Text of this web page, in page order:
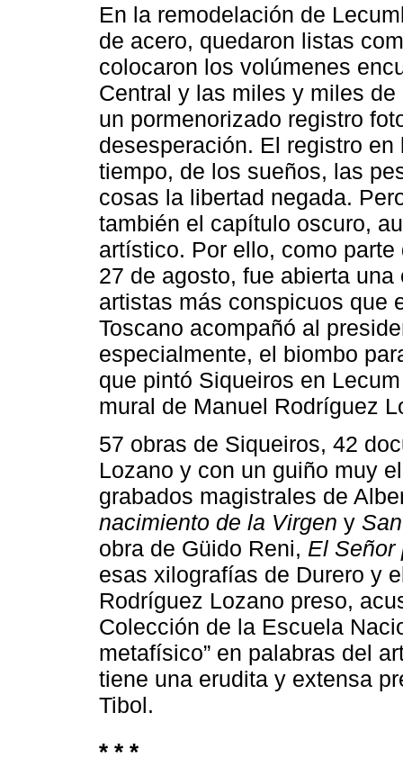
En la remodelación de
de acero, quedaron listas
colocaron los volúmenes
Central y las miles y miles
un pormenorizado registro
desesperación. El registro
tiempo, de los sueños, las
cosas la libertad negada.
también el capítulo oscuro,
artístico. Por ello, como
27 de agosto, fue abierta
artistas más conspicuos que
Toscano acompañó al
especialmente, el biombo
que pintó Siqueiros en
mural de Manuel Rodríguez
57 obras de Siqueiros, 42
Lozano y con un guiño muy
grabados magistrales de
nacimiento de la Virgen y
obra de Güido Reni, El Señor
esas xilografías de Durero y
Rodríguez Lozano preso,
Colección de la Escuela
metafísico” en palabras del
tiene una erudita y extensa
Tibol.
* * *